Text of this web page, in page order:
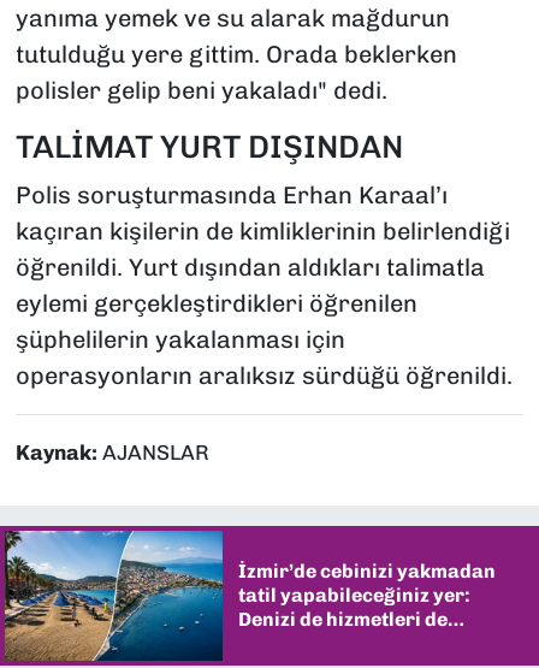
yanıma yemek ve su alarak mağdurun
tutulduğu yere gittim. Orada beklerken
polisler gelip beni yakaladı" dedi.
TALİMAT YURT DIŞINDAN
Polis soruşturmasında Erhan Karaal’ı
kaçıran kişilerin de kimliklerinin belirlendiği
öğrenildi. Yurt dışından aldıkları talimatla
eylemi gerçekleştirdikleri öğrenilen
şüphelilerin yakalanması için
operasyonların aralıksız sürdüğü öğrenildi.
Kaynak: AJANSLAR
İzmir’de cebinizi yakmadan
tatil yapabileceğiniz yer:
Denizi de hizmetleri de